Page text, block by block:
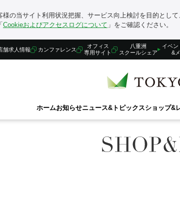
様の当サイト利用状況把握、サービス向上検討を目的とし
Cookieおよびアクセスログについて 」をご確認ください。
舗求人情報 カンファレンス
オフィス
専用サイト
八重洲
スクールシェア
イベン
&
ホームお知らせニュース&トピックスショップ&